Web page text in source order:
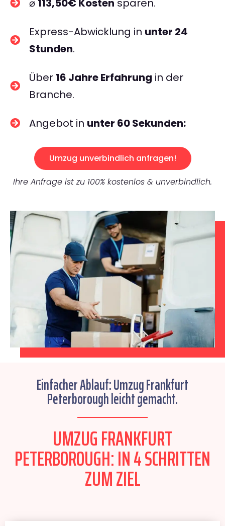
⌀ 113,50€ Kosten sparen.
Express-Abwicklung in unter 24
Stunden.
Über 16 Jahre Erfahrung in der
Branche.
Angebot in unter 60 Sekunden:
Umzug unverbindlich anfragen!
Ihre Anfrage ist zu 100% kostenlos & unverbindlich.
Einfacher Ablauf: Umzug Frankfurt
Peterborough leicht gemacht.
UMZUG FRANKFURT
PETERBOROUGH: IN 4 SCHRITTEN
ZUM ZIEL